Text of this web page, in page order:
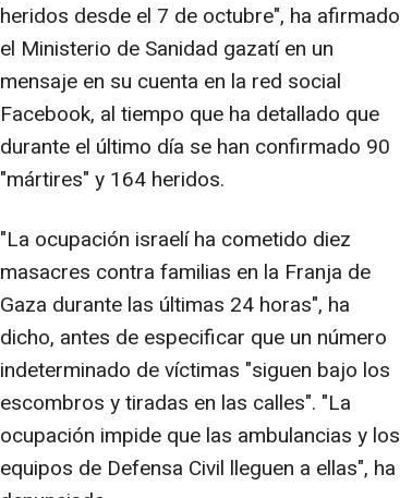
heridos desde el 7 de octubre", ha afirmado
el Ministerio de Sanidad gazatí en un
mensaje en su cuenta en la red social
Facebook, al tiempo que ha detallado que
durante el último día se han confirmado 90
"mártires" y 164 heridos.
"La ocupación israelí ha cometido diez
masacres contra familias en la Franja de
Gaza durante las últimas 24 horas", ha
dicho, antes de especificar que un número
indeterminado de víctimas "siguen bajo los
escombros y tiradas en las calles". "La
ocupación impide que las ambulancias y los
equipos de Defensa Civil lleguen a ellas", ha